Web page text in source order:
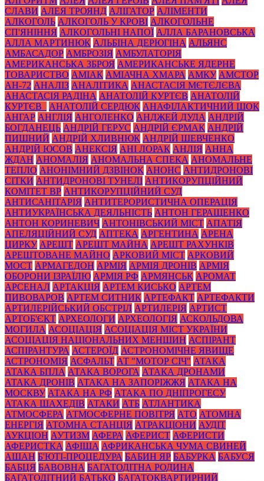
СЛАВИ АЛЕЯ ТРОЯНД АЛІГАТОР АЛІМЕНТИ
АЛКОГОЛЬ АЛКОГОЛЬ У КРОВІ АЛКОГОЛЬНЕ
СП'ЯНІННЯ АЛКОГОЛЬНІ НАПОЇ АЛЛА БАРАНОВСЬКА
АЛЛА МАРТИНЮК АЛЬБІНА ДЕРЮГІНА АЛЬЯНС
АМБАСАДОР АМБРОЗІЯ АМБУЛАТОРІЯ
АМЕРИКАНСЬКА ЗБРОЯ АМЕРИКАНСЬКЕ ЯДЕРНЕ
ТОВАРИСТВО АМІАК АМІАЧНА ХМАРА АМКУ АМСТОР
АН-72 АНАЛІЗ АНАЛІТИКА АНАСТАСІЯ МЄТЄЛЄВА
АНАСТАСІЯ РАДІНА АНАТОЛІЙ КУРТЄВ АНАТОЛІЙ
КУРТЄВ_
АНАТОЛІЙ СЕРДЮК АНАФІЛАКТИЧНИЙ ШОК
АНГАР АНГЛІЯ АНГОЛЕНКО АНДЖЕЙ ДУДА АНДРІЙ
БОГДАНЕЦЬ АНДРІЙ ГЕРУС АНДРІЙ ЄРМАК АНДРІЙ
ПИШНИЙ АНДРІЙ ХЛИВНЮК АНДРІЙ ШЕВЧЕНКО
АНДРІЙ ЮСОВ АНЕКСІЯ АНІ ЛОРАК АНЛІЯ АННА
ЖДАН АНОМАЛІЯ АНОМАЛЬНА СПЕКА АНОМАЛЬНЕ
ТЕПЛО АНОНІМНИЙ ДЗВІНОК АНОНС АНТИДРОНОВІ
СІТКИ АНТИДРОНОВІ ТУНЕЛІ АНТИКОРУПЦІЙНИЙ
КОМІТЕТ ВР АНТИКОРУПЦІЙНИЙ СУД
АНТИСАНІТАРІЯ АНТИТЕРОРИСТИЧНА ОПЕРАЦІЯ
АНТИУКРАЇНСЬКА ДЕЯЛЬНІСТЬ АНТОН ГЕРАЩЕНКО
АНТОН КОРИНЕВИЧ АНТОНІВСЬКИЙ МІСТ АПАТІЯ
АПЕЛЯЦІЙНИЙ СУД АПТЕКА АРГЕНТИНА АРЕНА
ЦИРКУ АРЕШТ АРЕШТ МАЙНА АРЕШТ РАХУНКІВ
АРЕШТОВАНЕ МАЙНО АРКОВИЙ МІСТ АРКОВИЙ
МОСТ АРМАГЕДОН АРМІЯ АРМІЯ ДРОНІВ АРМІЯ
ОБОРОНИ ІЗРАЇЛЮ АРМІЯ РФ АРМЯНСЬК АРОМАТ
АРСЕНАЛ АРТАКЦІЯ АРТЕМ КИСЬКО АРТЕМ
ПИВОВАРОВ АРТЕМ СИТНИК АРТЕФАКТ АРТЕФАКТИ
АРТИЛЕРІЙСЬКИЙ ОБСТРІЛ АРТИЛЕРІЯ АРТИСТ
АРТОБ'ЄКТ АРХЕОЛОГИ АРХЕОЛОГІЯ АСКОЛЬДОВА
МОГИЛА АСОЦІАЦІЯ АСОЦІАЦІЯ МІСТ УКРАЇНИ
АСОЦІАЦІЯ НАЦІОНАЛЬНИХ МЕНШИН АСПІРАНТ
АСПІРАНТУРА АСТЕРОЇД АСТРОНОМІЧНЕ ЯВИЩЕ
АСТРОНОМІЯ АСФАЛЬТ АТ "МОТОР СІЧ" АТАКА
АТАКА БПЛА АТАКА ВОРОГА АТАКА ДРОНАМИ
АТАКА ДРОНІВ АТАКА НА ЗАПОРІЖЖЯ АТАКА НА
МОСКВУ АТАКА НА РФ АТАКА ПО ДНІПРОГЕСУ
АТАКА ШАХЕДІВ АТАКИ АТБ АТЛАНТИКА
АТМОСФЕРА АТМОСФЕРНЕ ПОВІТРЯ АТО АТОМНА
ЕНЕРГІЯ АТОМНА СТАНЦІЯ АТРАКЦІОНИ АУДІТ
АУКЦІОН АУТИЗМ АФЕРА АФЕРИСТ АФЕРИСТИ
АФЕРИСТКА АФІША АФРИКАНСЬКА ЧУМА СВИНЕЙ
АШАН Б'ЮТІ-ПРОЦЕДУРА БАБИН ЯР БАБУРКА БАБУСЯ
БАБЦЯ БАВОВНА БАГАТОДІТНА РОДИНА
БАГАТОДІТНИЙ БАТЬКО БАГАТОКВАРТИРНИЙ